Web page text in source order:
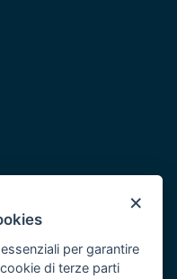
Puglia 2014/2020 -
×
per garantire
di terze parti